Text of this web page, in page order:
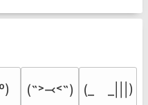
(˶˃⤙˂˶) (_　_|||)